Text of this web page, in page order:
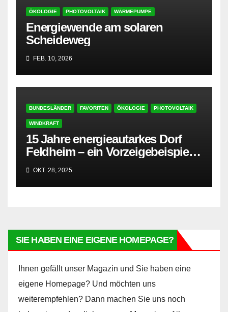
ÖKOLOGIE PHOTOVOLTAIK WÄRMEPUMPE
Energiewende am solaren
Scheideweg
FEB. 10, 2026
BUNDESLÄNDER FAVORITEN ÖKOLOGIE PHOTOVOLTAIK
WINDKRAFT
15 Jahre energieautarkes Dorf
Feldheim – ein Vorzeigebeispiel
für die Energiewende
OKT. 28, 2025
SIE HABEN EINE EIGENE HOMEPAGE?
Ihnen gefällt unser Magazin und Sie haben eine
eigene Homepage? Und möchten uns
weiterempfehlen? Dann machen Sie uns noch